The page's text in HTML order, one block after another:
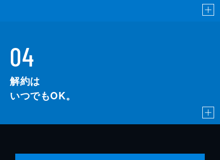
04
解約は
いつでもOK。